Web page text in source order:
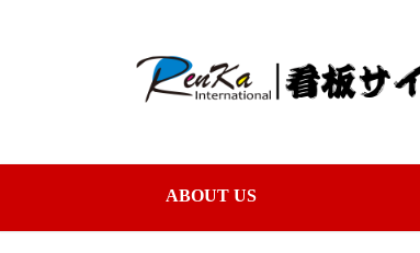
ABOUT US